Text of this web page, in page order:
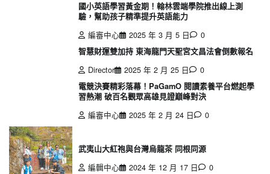
國小英語學習黃金期！翰林雲端學院推出線上測
驗，幫助孩子精準提升英語能力
編審中心
2025 年 3 月 5 日
0
智慧財運雙加持 東海龍門天聖宮文昌法會倒數報名
Director
2025 年 2 月 25 日
0
電競決賽精彩落幕！PaGamO 閱讀素養平台燃起學
習熱潮 破百名觀眾高雄見證巔峰對決
編審中心
2025 年 2 月 24 日 0
武夷山大紅袍與台灣烏龍茶 同根同源
編輯中心
2024 年 12 月 17 日 0